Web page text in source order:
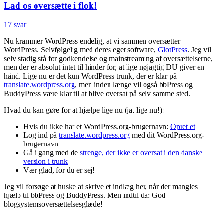
Lad os oversætte i flok!
17 svar
Nu krammer WordPress endelig, at vi sammen oversætter
WordPress. Selvfølgelig med deres eget software, GlotPress. Jeg vil
selv stadig stå for godkendelse og mainstreaming af oversættelserne,
men der er absolut intet til hinder for, at lige nøjagtig DU giver en
hånd. Lige nu er det kun WordPress trunk, der er klar på
translate.wordpress.org, men inden længe vil også bbPress og
BuddyPress være klar til at blive oversat på selv samme sted.
Hvad du kan gøre for at hjælpe lige nu (ja, lige nu!):
Hvis du ikke har et WordPress.org-brugernavn: Opret et
Log ind på translate.wordpress.org med dit WordPress.org-
brugernavn
Gå i gang med de strenge, der ikke er oversat i den danske
version i trunk
Vær glad, for du er sej!
Jeg vil forsøge at huske at skrive et indlæg her, når der mangles
hjælp til bbPress og BuddyPress. Men indtil da: God
blogsystemsoversættelsesglæde!